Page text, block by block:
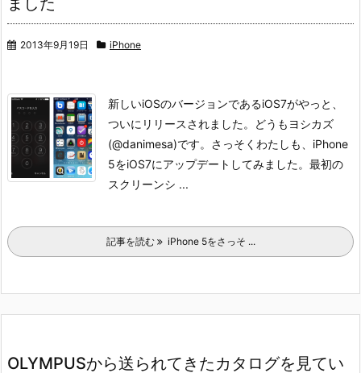
2013年9月19日 iPhone
新しいiOSのバージョンであるiOS7がやっと、
ついにリリースされました。どうもヨシカズ
(@danimesa)です。 さっそくわたしも、iPhone
5をiOS7にアップデートしてみました。 最初の
スクリーンシ ...
記事を読む iPhone 5をさっそ ...
OLYMPUSから送られてきたカタログを見てい